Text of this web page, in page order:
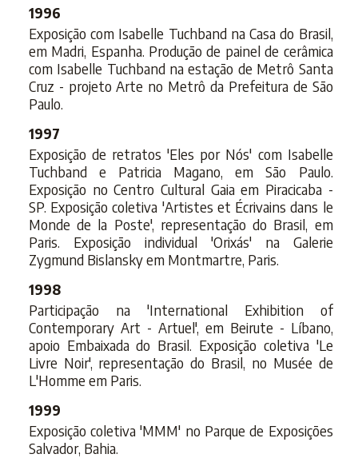
1996
Exposição com Isabelle Tuchband na Casa do Brasil,
em Madri, Espanha. Produção de painel de cerâmica
com Isabelle Tuchband na estação de Metrô Santa
Cruz - projeto Arte no Metrô da Prefeitura de São
Paulo.
1997
Exposição de retratos 'Eles por Nós' com Isabelle
Tuchband e Patricia Magano, em São Paulo.
Exposição no Centro Cultural Gaia em Piracicaba -
SP. Exposição coletiva 'Artistes et Écrivains dans le
Monde de la Poste', representação do Brasil, em
Paris. Exposição individual 'Orixás' na Galerie
Zygmund Bislansky em Montmartre, Paris.
1998
Participação na 'International Exhibition of
Contemporary Art - Artuel', em Beirute - Líbano,
apoio Embaixada do Brasil. Exposição coletiva 'Le
Livre Noir', representação do Brasil, no Musée de
L'Homme em Paris.
1999
Exposição coletiva 'MMM' no Parque de Exposições
Salvador, Bahia.